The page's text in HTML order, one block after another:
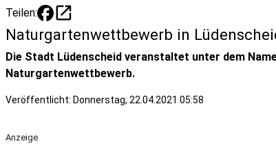
Teilen: open_in_new
Naturgartenwettbewerb in
Die Stadt Lüdenscheid veranstaltet unter dem
Naturgartenwettbewerb.
Veröffentlicht: Donnerstag, 22.04.2021 05:58
Anzeige